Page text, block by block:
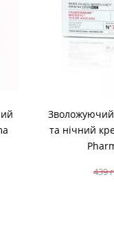
та нічний
439